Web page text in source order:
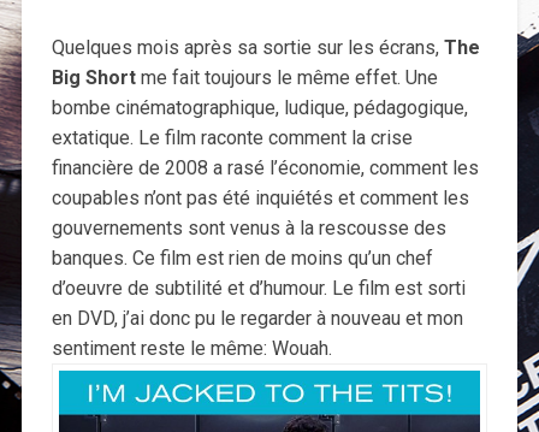
Quelques mois après sa sortie sur les écrans, The
Big Shortme fait toujours le même effet. Une
bombe cinématographique, ludique, pédagogique,
extatique. Le film raconte comment la crise
financière de 2008 a rasé l’économie, comment les
coupables n’ont pas été inquiétés et comment les
gouvernements sont venus à la rescousse des
banques. Ce film est rien de moins qu’un chef
d’oeuvre de subtilité et d’humour. Le film est sorti
en DVD, j’ai donc pu le regarder à nouveau et mon
sentiment reste le même: Wouah.